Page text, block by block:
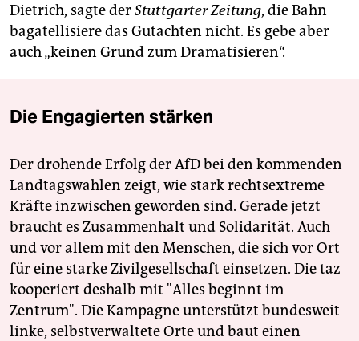
Dietrich, sagte derStuttgarter Zeitung, die Bahn
bagatellisiere das Gutachten nicht. Es gebe aber
auch „keinen Grund zum Dramatisieren“.
Die Engagierten stärken
Der drohende Erfolg der AfD bei den kommenden
Landtagswahlen zeigt, wie stark rechtsextreme
Kräfte inzwischen geworden sind. Gerade jetzt
braucht es Zusammenhalt und Solidarität. Auch
und vor allem mit den Menschen, die sich vor Ort
für eine starke Zivilgesellschaft einsetzen. Die taz
kooperiert deshalb mit "Alles beginnt im
Zentrum". Die Kampagne unterstützt bundesweit
linke, selbstverwaltete Orte und baut einen